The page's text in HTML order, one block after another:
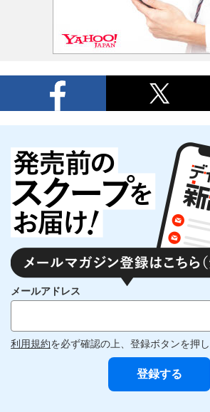
メールアドレス
利用規約を必ず確認の上、登録ボタンを押し